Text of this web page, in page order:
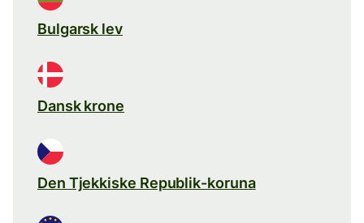
Bulgarsk lev
Dansk krone
Den Tjekkiske Republik-koruna